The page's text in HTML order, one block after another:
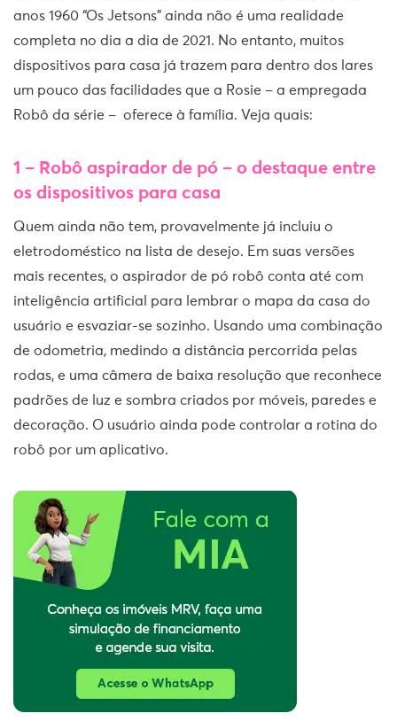
anos 1960 “Os Jetsons” ainda não é uma realidade
completa no dia a dia de 2021. No entanto, muitos
dispositivos para casa já trazem para dentro dos lares
um pouco das facilidades que a Rosie – a empregada
Robô da série – oferece à família. Veja quais:
1 – Robô aspirador de pó – o destaque entre
os dispositivos para casa
Quem ainda não tem, provavelmente já incluiu o
eletrodoméstico na lista de desejo. Em suas versões
mais recentes, o aspirador de pó robô conta até com
inteligência artificial para lembrar o mapa da casa do
usuário e esvaziar-se sozinho. Usando uma combinação
de odometria, medindo a distância percorrida pelas
rodas, e uma câmera de baixa resolução que reconhece
padrões de luz e sombra criados por móveis, paredes e
decoração. O usuário ainda pode controlar a rotina do
robô por um aplicativo.